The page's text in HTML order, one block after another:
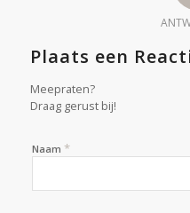
Plaats een
Meepraten?
Draag gerust bij!
Naam *